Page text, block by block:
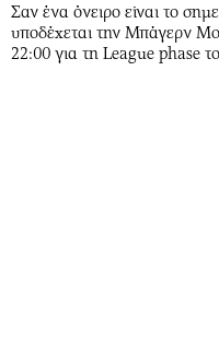
Σαν ένα όνειρο είναι το
υποδέχεται την Μπάγερν
22:00 για τη League phase